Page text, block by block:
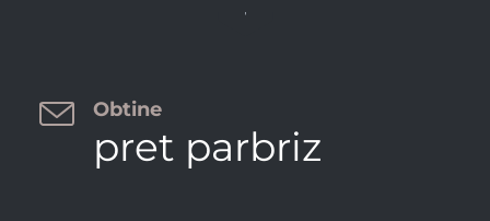
 Obtine
pret parbriz